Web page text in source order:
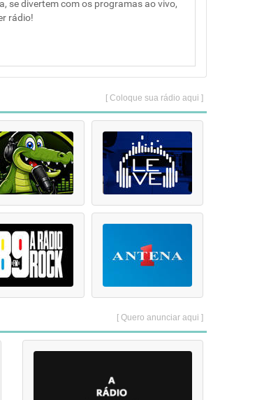
se divertem com os programas ao vivo,
rádio!
[ Coloque sua rádio aqui ]
[ Quero anunciar aqui ]